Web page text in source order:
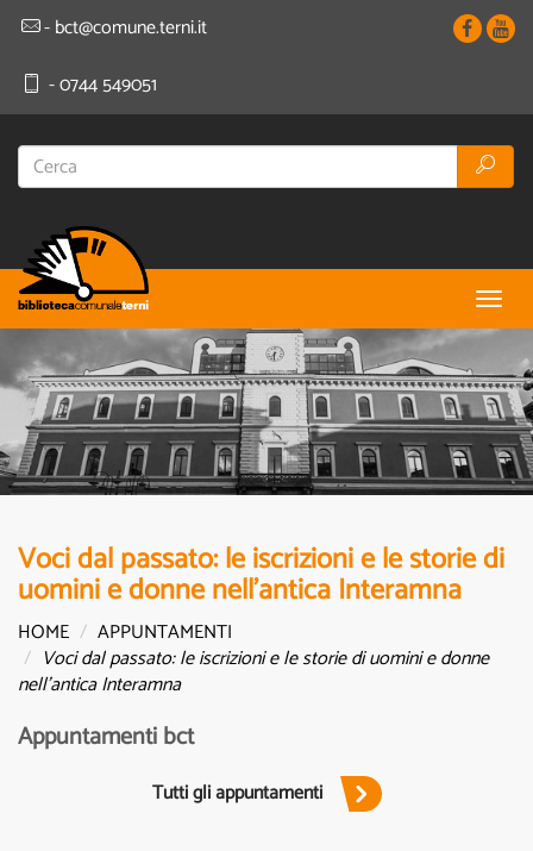
- bct@comune.terni.it
- 0744 549051
Voci dal passato: le iscrizioni e le storie di
uomini e donne nell’antica Interamna
HOME
APPUNTAMENTI
Voci dal passato: le iscrizioni e le storie di uomini e donne
nell’antica Interamna
Appuntamenti bct
Tutti gli appuntamenti